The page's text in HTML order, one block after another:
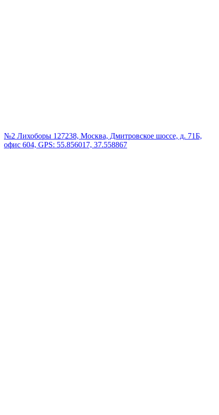
№2 Лихоборы 127238, Москва, Дмитровское шоссе, д. 71Б,
офис 604, GPS: 55.856017, 37.558867